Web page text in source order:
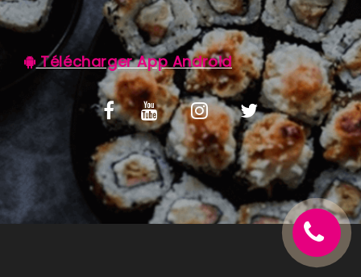
Télécharger App Android